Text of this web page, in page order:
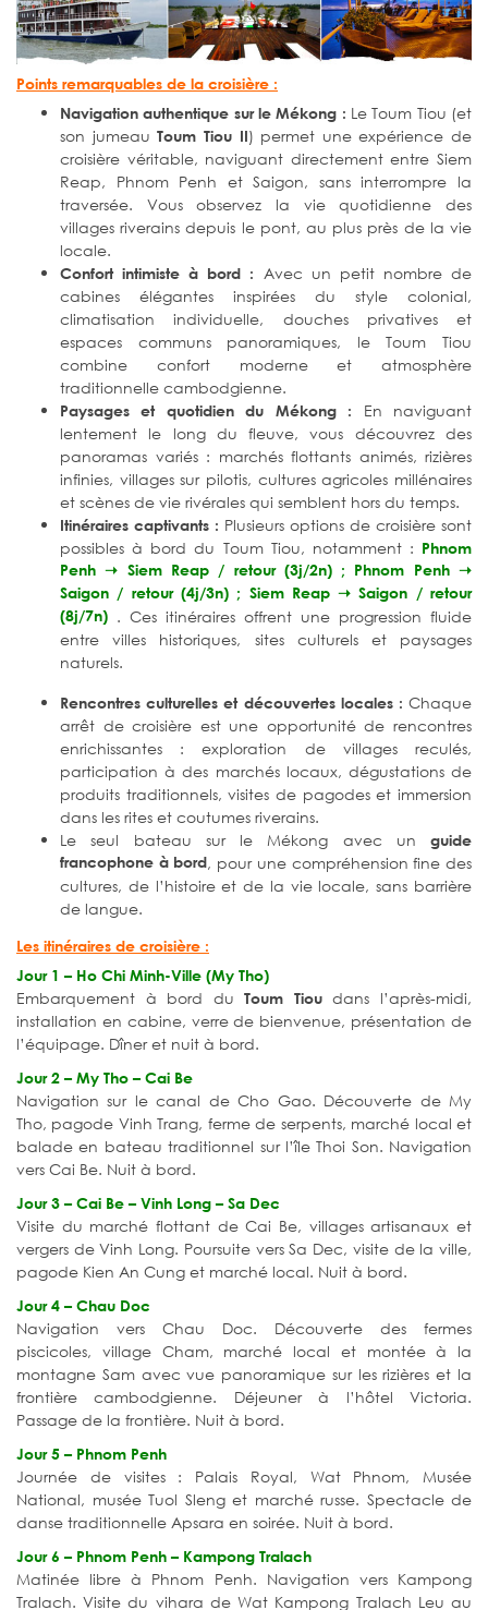
Points remarquables de la croisière :
Navigation authentique sur le Mékong : Le Toum Tiou (et
son jumeauToum Tiou II) permet une expérience de
croisière véritable, naviguant directement entre Siem
Reap, Phnom Penh et Saigon, sans interrompre la
traversée. Vous observez la vie quotidienne des
villages riverains depuis le pont, au plus près de la vie
locale.
Confort intimiste à bord : Avec un petit nombre de
cabines élégantes inspirées du style colonial,
climatisation individuelle, douches privatives et
espaces communs panoramiques, le Toum Tiou
combine confort moderne et atmosphère
traditionnelle cambodgienne.
Paysages et quotidien du Mékong :
En naviguant
lentement le long du fleuve, vous découvrez des
panoramas variés : marchés flottants animés, rizières
infinies, villages sur pilotis, cultures agricoles millénaires
et scènes de vie rivérales qui semblent hors du temps.
Itinéraires captivants : Plusieurs options de croisière sont
possibles à bord du Toum Tiou, notamment : Phnom
Penh ➝ Siem Reap / retour (3j/2n) ; Phnom Penh ➝
Saigon / retour (4j/3n) ; Siem Reap ➝ Saigon / retour
(8j/7n) . Ces itinéraires offrent une progression fluide
entre villes historiques, sites culturels et paysages
naturels.
Rencontres culturelles et découvertes locales : Chaque
arrêt de croisière est une opportunité de rencontres
enrichissantes : exploration de villages reculés,
participation à des marchés locaux, dégustations de
produits traditionnels, visites de pagodes et immersion
dans les rites et coutumes riverains.
Le seul bateau sur le Mékong avec un guide
francophone à bord, pour une compréhension fine des
cultures, de l’histoire et de la vie locale, sans barrière
de langue.
Les itinéraires de croisière :
Jour 1 – Ho Chi Minh-Ville (My Tho)
Embarquement à bord duToum Tioudans l’après-midi,
installation en cabine, verre de bienvenue, présentation de
l’équipage. Dîner et nuit à bord.
Jour 2 – My Tho – Cai Be
Navigation sur le canal de Cho Gao. Découverte de My
Tho, pagode Vinh Trang, ferme de serpents, marché local et
balade en bateau traditionnel sur l’île Thoi Son. Navigation
vers Cai Be. Nuit à bord.
Jour 3 – Cai Be – Vinh Long – Sa Dec
Visite du marché flottant de Cai Be, villages artisanaux et
vergers de Vinh Long. Poursuite vers Sa Dec, visite de la ville,
pagode Kien An Cung et marché local. Nuit à bord.
Jour 4 – Chau Doc
Navigation vers Chau Doc. Découverte des fermes
piscicoles, village Cham, marché local et montée à la
montagne Sam avec vue panoramique sur les rizières et la
frontière cambodgienne. Déjeuner à l’hôtel Victoria.
Passage de la frontière. Nuit à bord.
Jour 5 – Phnom Penh
Journée de visites : Palais Royal, Wat Phnom, Musée
National, musée Tuol Sleng et marché russe. Spectacle de
danse traditionnelle Apsara en soirée. Nuit à bord.
Jour 6 – Phnom Penh – Kampong Tralach
Matinée libre à Phnom Penh. Navigation vers Kampong
Tralach. Visite du vihara de Wat Kampong Tralach Leu au